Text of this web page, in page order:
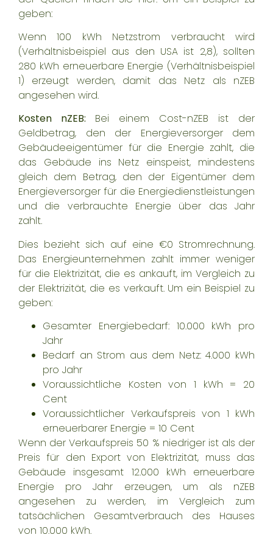
geben:
Wenn 100 kWh Netzstrom verbraucht wird
(Verhältnisbeispiel aus den USA ist 2,8), sollten
280 kWh erneuerbare Energie (Verhältnisbeispiel
1) erzeugt werden, damit das Netz als nZEB
angesehen wird.
Kosten nZEB: Bei einem Cost-nZEB ist der
Geldbetrag, den der Energieversorger dem
Gebäudeeigentümer für die Energie zahlt, die
das Gebäude ins Netz einspeist, mindestens
gleich dem Betrag, den der Eigentümer dem
Energieversorger für die Energiedienstleistungen
und die verbrauchte Energie über das Jahr
zahlt.
Dies bezieht sich auf eine €0 Stromrechnung.
Das Energieunternehmen zahlt immer weniger
für die Elektrizität, die es ankauft, im Vergleich zu
der Elektrizität, die es verkauft. Um ein Beispiel zu
geben:
Gesamter Energiebedarf: 10.000 kWh pro
Jahr
Bedarf an Strom aus dem Netz: 4.000 kWh
pro Jahr
Voraussichtliche Kosten von 1 kWh = 20
Cent
Voraussichtlicher Verkaufspreis von 1 kWh
erneuerbarer Energie = 10 Cent
Wenn der Verkaufspreis 50 % niedriger ist als der
Preis für den Export von Elektrizität, muss das
Gebäude insgesamt 12.000 kWh erneuerbare
Energie pro Jahr erzeugen, um als nZEB
angesehen zu werden, im Vergleich zum
tatsächlichen Gesamtverbrauch des Hauses
von 10.000 kWh.